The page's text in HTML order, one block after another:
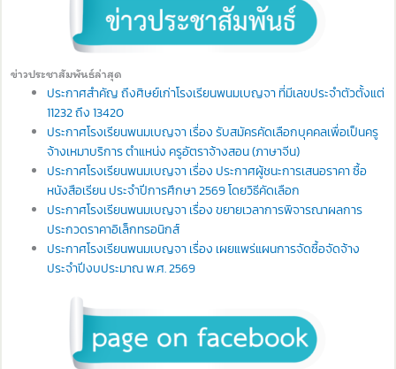
ข่าวประชาสัมพันธ์ล่าสุด
ประกาศสำคัญ ถึงศิษย์เก่าโรงเรียนพนมเบญจา ที่มีเลขประจำตัวตั้งแต่
11232 ถึง 13420
ประกาศโรงเรียนพนมเบญจา เรื่อง รับสมัครคัดเลือกบุคคลเพื่อเป็นครู
จ้างเหมาบริการ ตำแหน่ง ครูอัตราจ้างสอน (ภาษาจีน)
ประกาศโรงเรียนพนมเบญจา เรื่อง ประกาศผู้ชนะการเสนอราคา ซื้อ
หนังสือเรียน ประจำปีการศึกษา 2569 โดยวิธีคัดเลือก
ประกาศโรงเรียนพนมเบญจา เรื่อง ขยายเวลาการพิจารณาผลการ
ประกวดราคาอิเล็กทรอนิกส์
ประกาศโรงเรียนพนมเบญจา เรื่อง เผยแพร่แผนการจัดซื้อจัดจ้าง
ประจำปีงบประมาณ พ.ศ. 2569